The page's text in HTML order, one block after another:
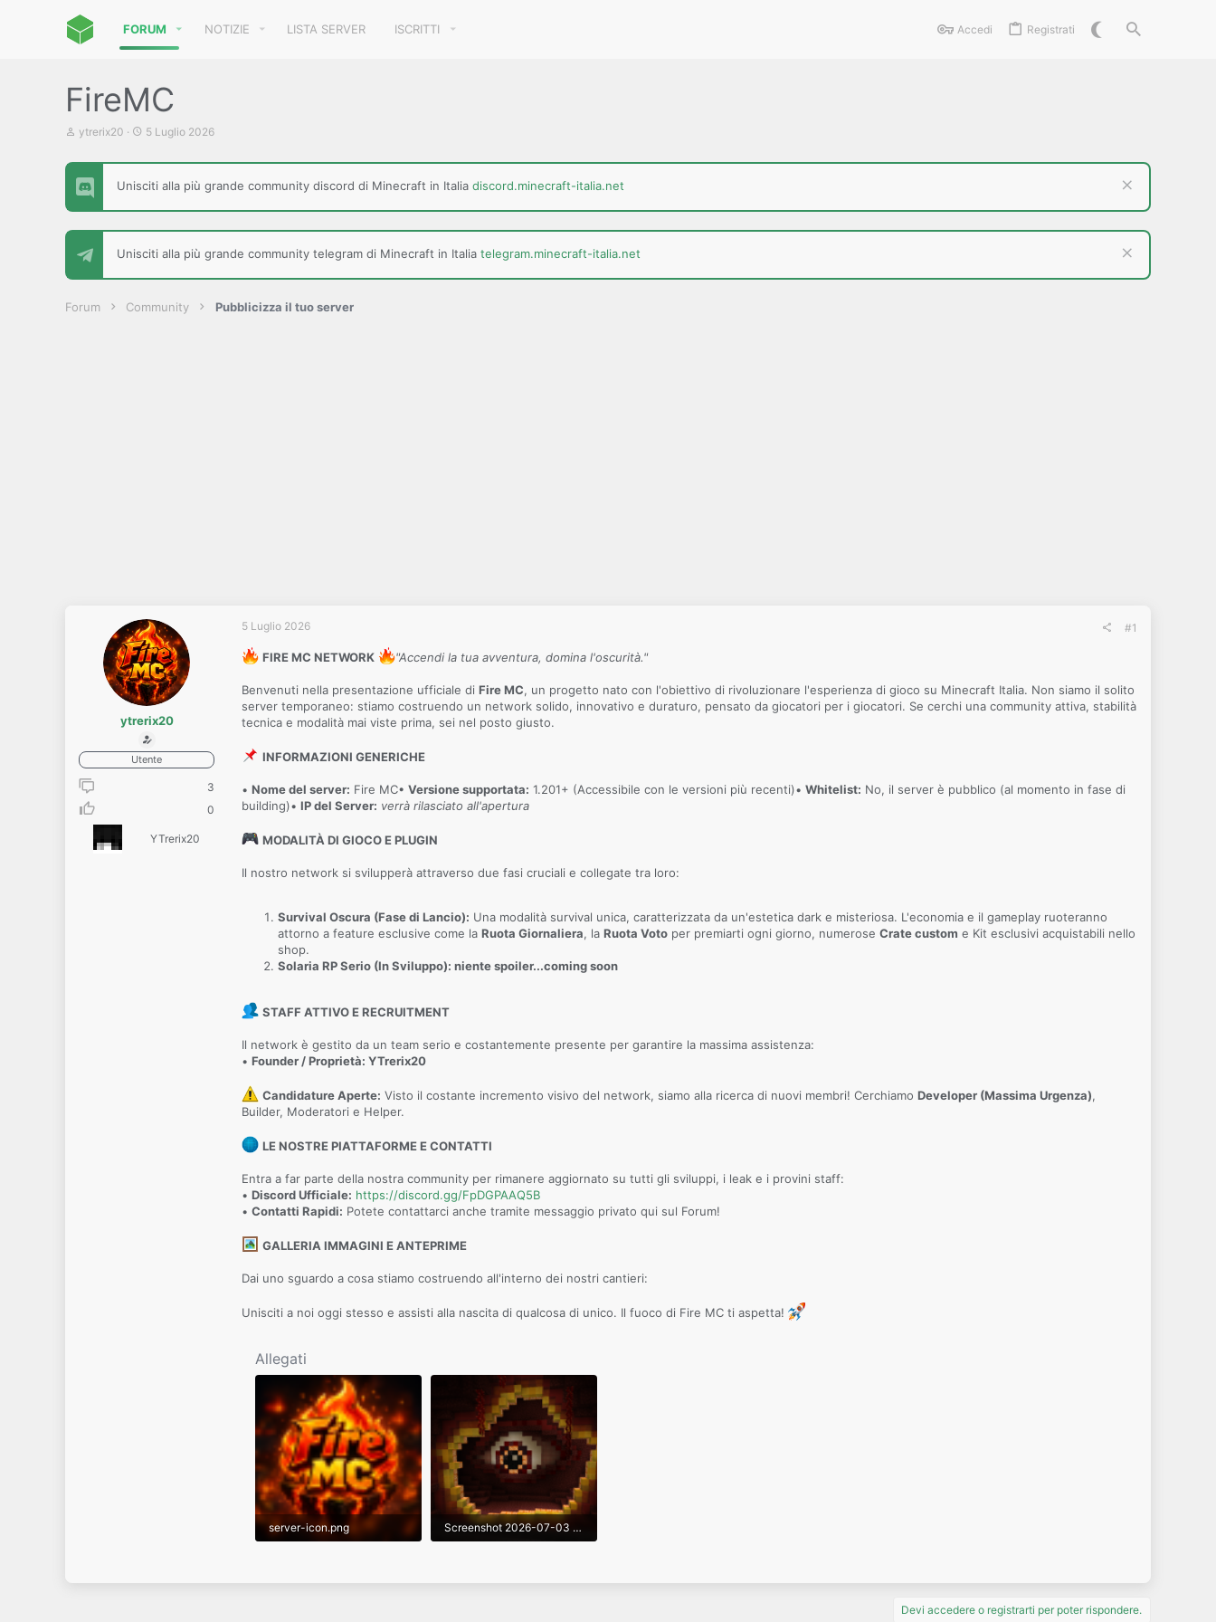
FORUM NOTIZIE LISTA SERVER ISCRITTI Accedi Registrati
FireMC
C
e
a
t
e
u
ytrerix20
D
t
d
n
z
i
5 Luglio 2026
Unisciti alla più grande community discord di Minecraft in Italia discord.minecraft-italia.net
Unisciti alla più grande community telegram di Minecraft in Italia telegram.minecraft-italia.net
Forum Community Pubblicizza il tuo server
ytrerix20
Utente
3
0
YTrerix20
5 Luglio 2026 #1
FIRE MC NETWORK "Accendi la tua avventura, domina l'oscurità."
Benvenuti nella presentazione ufficiale di Fire MC, un progetto nato con l'obiettivo di rivoluzionare l'esperienza di gioco su Minecraft Italia. Non siamo il solito
server temporaneo: stiamo costruendo un network solido, innovativo e duraturo, pensato da giocatori per i giocatori. Se cerchi una community attiva, stabilità
tecnica e modalità mai viste prima, sei nel posto giusto.
INFORMAZIONI GENERICHE
• Nome del server: Fire MC• Versione supportata: 1.201+ (Accessibile con le versioni più recenti)• Whitelist: No, il server è pubblico (al momento in fase di
building)• IP del Server: verrà rilasciato all'apertura
MODALITÀ DI GIOCO E PLUGIN
Il nostro network si svilupperà attraverso due fasi cruciali e collegate tra loro:
Survival Oscura (Fase di Lancio): Una modalità survival unica, caratterizzata da un'estetica dark e misteriosa. L'economia e il gameplay ruoteranno
attorno a feature esclusive come la Ruota Giornaliera, la Ruota Voto per premiarti ogni giorno, numerose Crate custom e Kit esclusivi acquistabili nello
shop.
Solaria RP Serio (In Sviluppo): niente spoiler...coming soon
STAFF ATTIVO E RECRUITMENT
Il network è gestito da un team serio e costantemente presente per garantire la massima assistenza:
• Founder / Proprietà: YTrerix20
Candidature Aperte: Visto il costante incremento visivo del network, siamo alla ricerca di nuovi membri! CerchiamoDeveloper (Massima Urgenza),
Builder, Moderatori e Helper.
LE NOSTRE PIATTAFORME E CONTATTI
Entra a far parte della nostra community per rimanere aggiornato su tutti gli sviluppi, i leak e i provini staff:
• Discord Ufficiale: https://discord.gg/FpDGPAAQ5B
• Contatti Rapidi: Potete contattarci anche tramite messaggio privato qui sul Forum!
GALLERIA IMMAGINI E ANTEPRIME
Dai uno sguardo a cosa stiamo costruendo all'interno dei nostri cantieri:
Unisciti a noi oggi stesso e assisti alla nascita di qualcosa di unico. Il fuoco di Fire MC ti aspetta!
Allegati
server-icon.png
Screenshot 2026-07-03 174936.png
Devi accedere o registrarti per poter rispondere.